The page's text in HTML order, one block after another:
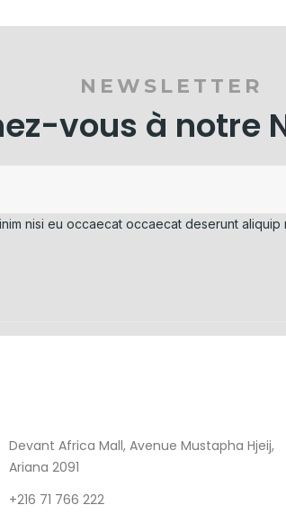
NEWSLETTER
vous à notre
nisi eu occaecat occaecat deserunt aliquip
Devant Africa Mall, Avenue Mustapha Hjeij,
Ariana 2091
+216 71 766 222